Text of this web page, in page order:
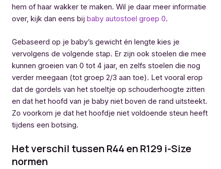
hem of haar wakker te maken. Wil je daar meer informatie
over, kijk dan eens bij baby autostoel groep 0.
Gebaseerd op je baby’s gewicht én lengte kies je
vervolgens de volgende stap. Er zijn ook stoelen die mee
kunnen groeien van 0 tot 4 jaar, en zelfs stoelen die nog
verder meegaan (tot groep 2/3 aan toe). Let vooral erop
dat de gordels van het stoeltje op schouderhoogte zitten
en dat het hoofd van je baby niet boven de rand uitsteekt.
Zo voorkom je dat het hoofdje niet voldoende steun heeft
tijdens een botsing.
Het verschil tussen R44 en R129 i-Size
normen